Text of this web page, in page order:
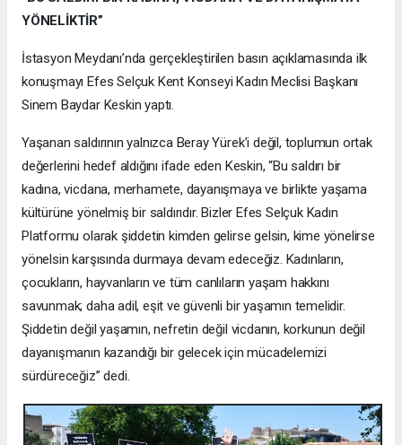
YÖNELİKTİR”
İstasyon Meydanı’nda gerçekleştirilen basın açıklamasında ilk
konuşmayı Efes Selçuk Kent Konseyi Kadın Meclisi Başkanı
Sinem Baydar Keskin yaptı.
Yaşanan saldırının yalnızca Beray Yürek’i değil, toplumun ortak
değerlerini hedef aldığını ifade eden Keskin, “Bu saldırı bir
kadına, vicdana, merhamete, dayanışmaya ve birlikte yaşama
kültürüne yönelmiş bir saldırıdır. Bizler Efes Selçuk Kadın
Platformu olarak şiddetin kimden gelirse gelsin, kime yönelirse
yönelsin karşısında durmaya devam edeceğiz. Kadınların,
çocukların, hayvanların ve tüm canlıların yaşam hakkını
savunmak; daha adil, eşit ve güvenli bir yaşamın temelidir.
Şiddetin değil yaşamın, nefretin değil vicdanın, korkunun değil
dayanışmanın kazandığı bir gelecek için mücadelemizi
sürdüreceğiz” dedi.